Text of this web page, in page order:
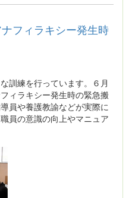
フィラキシー発生時
訓練を行っています。６月
ィラキシー発生時の緊急搬
員や養護教諭などが実際に
員の意識の向上やマニュア